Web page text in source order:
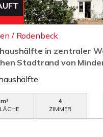
/ Rodenbeck
in zentraler
Stadtrand von
4
ZIMMER